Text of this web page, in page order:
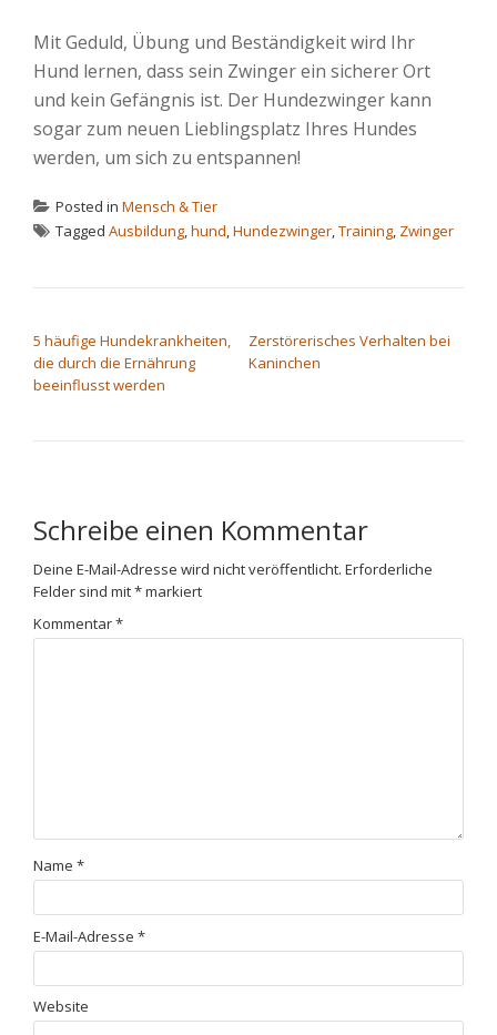
Mit Geduld, Übung und Beständigkeit wird Ihr
Hund lernen, dass sein Zwinger ein sicherer Ort
und kein Gefängnis ist. Der Hundezwinger kann
sogar zum neuen Lieblingsplatz Ihres Hundes
werden, um sich zu entspannen!
Posted in Mensch & Tier
Tagged Ausbildung,hund,Hundezwinger,Training, Zwinger
5 häufige Hundekrankheiten,
die durch die Ernährung
beeinflusst werden
Zerstörerisches Verhalten bei
Kaninchen
Schreibe einen Kommentar
Deine E-Mail-Adresse wird nicht veröffentlicht. Erforderliche
Felder sind mit*markiert
Kommentar*
Name *
E-Mail-Adresse *
Website